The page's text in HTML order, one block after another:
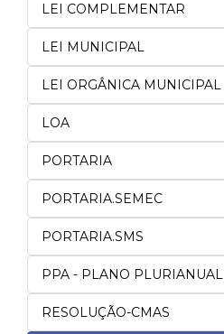
LEI COMPLEMENTAR
LEI MUNICIPAL
LEI ORGÂNICA MUNICIPAL
LOA
PORTARIA
PORTARIA.SEMEC
PORTARIA.SMS
PPA - PLANO PLURIANUAL
RESOLUÇÃO-CMAS